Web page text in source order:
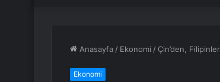
Anasayfa / Ekonomi / Çin’den,
Ekonomi